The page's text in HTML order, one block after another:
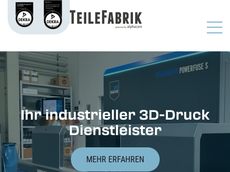
Ihr industrieller 3D-Druck
Dienstleister
MEHR ERFAHREN